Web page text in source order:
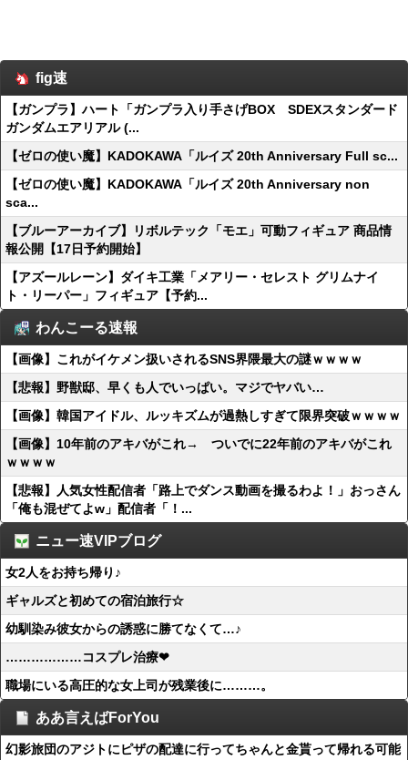
fig速
【ガンプラ】ハート「ガンプラ入り手さげBOX SDEXスタンダード
ガンダムエアリアル (...
【ゼロの使い魔】KADOKAWA「ルイズ 20th Anniversary Full sc...
【ゼロの使い魔】KADOKAWA「ルイズ 20th Anniversary non
sca...
【ブルーアーカイブ】リボルテック「モエ」可動フィギュア 商品情
報公開【17日予約開始】
【アズールレーン】ダイキ工業「メアリー・セレスト グリムナイ
ト・リーパー」フィギュア【予約...
わんこーる速報
【画像】これがイケメン扱いされるSNS界隈最大の謎ｗｗｗｗ
【悲報】野獣邸、早くも人でいっぱい。マジでヤバい…
【画像】韓国アイドル、ルッキズムが過熱しすぎて限界突破ｗｗｗｗ
【画像】10年前のアキバがこれ→ ついでに22年前のアキバがこれ
ｗｗｗｗ
【悲報】人気女性配信者「路上でダンス動画を撮るわよ！」おっさん
「俺も混ぜてよw」配信者「！...
ニュー速VIPブログ
女2人をお持ち帰り♪
ギャルズと初めての宿泊旅行☆
幼馴染み彼女からの誘惑に勝てなくて…♪
………………コスプレ治療❤
職場にいる高圧的な女上司が残業後に………。
ああ言えばForYou
幻影旅団のアジトにピザの配達に行ってちゃんと金貰って帰れる可能